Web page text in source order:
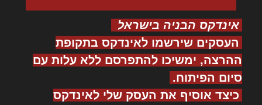
אינדקס הבניה בישראל
העסקים שירשמו לאינדקס בתקופת
ההרצה, ימשיכו להתפרסם ללא עלות עם
סיום הפיתוח.
כיצד אוסיף את העסק שלי לאינדקס